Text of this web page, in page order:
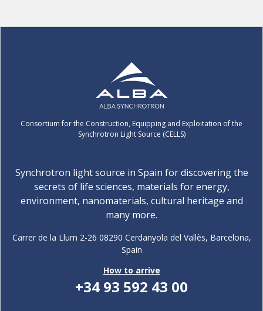
Consortium for the Construction, Equipping and Exploitation of the
Synchrotron Light Source (CELLS)
Synchrotron light source in Spain for discovering the
secrets of life sciences, materials for energy,
environment, nanomaterials, cultural heritage and
many more.
Carrer de la Llum 2-26 08290 Cerdanyola del Vallès, Barcelona,
Spain
How to arrive
+34 93 592 43 00